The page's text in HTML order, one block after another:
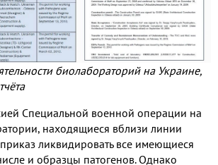
биолабораторий на Украине,
Специальной военной операции на
находящиеся вблизи линии
ликвидировать все имеющиеся
и образцы патогенов. Однако